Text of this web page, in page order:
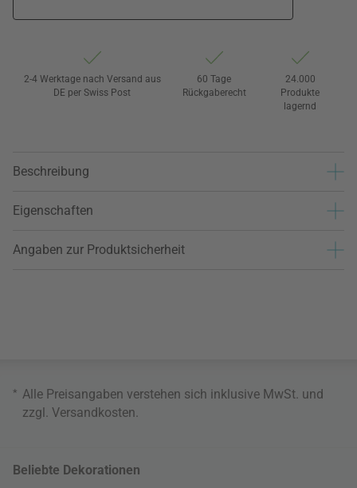
2-4 Werktage nach Versand aus
DE per Swiss Post
60 Tage
Rückgaberecht
24.000
Produkte
lagernd
Beschreibung
Eigenschaften
Angaben zur Produktsicherheit
* Alle Preisangaben verstehen sich inklusive MwSt. und
zzgl. Versandkosten
Beliebte Dekorationen